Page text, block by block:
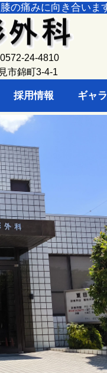
の痛みに向き合いま
0572-24-4810
錦町3-4-1
採用情報 ギャ